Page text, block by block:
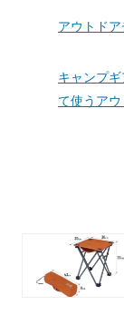
アウトド
キャンプ
て使うア